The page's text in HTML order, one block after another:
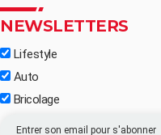
NEWSLETTERS
Lifestyle
Auto
Bricolage